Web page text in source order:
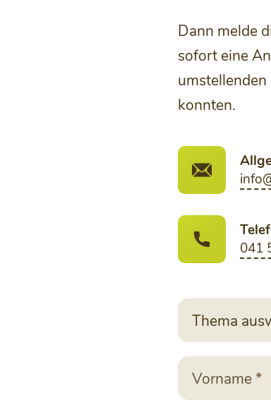
Dann melde
sofort eine
konnten.
041
Thema
auswählen
*
Thema
Vorname *